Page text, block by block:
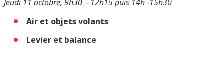
Jeudi 11 octobre, 9h30 – 12h15 puis 14h -15h30
Air et objets volants
Levier et balance